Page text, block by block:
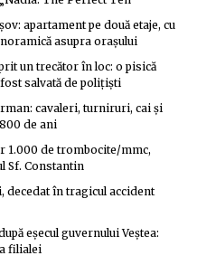
apartament pe două etaje, cu
asupra orașului
un trecător în loc: o pisică
salvată de polițiști
cavaleri, turniruri, cai și
de ani
1.000 de trombocite/mmc,
Sf. Constantin
decedat în tragicul accident
eșecul guvernului Veștea:
filialei